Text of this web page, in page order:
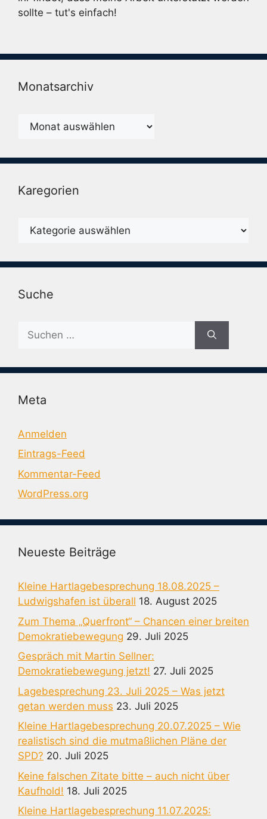
sollte – tut's einfach!
Monatsarchiv
Monatsarchiv
Karegorien
Karegorien
Suche
nach:
Meta
Anmelden
Eintrags-Feed
Kommentar-Feed
WordPress.org
Neueste Beiträge
Kleine Hartlagebesprechung 18.08.2025 –
Ludwigshafen ist überall 18. August 2025
Zum Thema „Querfront“ – Chancen einer breiten
Demokratiebewegung 29. Juli 2025
Gespräch mit Martin Sellner:
Demokratiebewegung jetzt! 27. Juli 2025
Lagebesprechung 23. Juli 2025 – Was jetzt
getan werden muss 23. Juli 2025
Kleine Hartlagebesprechung 20.07.2025 – Wie
realistisch sind die mutmaßlichen Pläne der
SPD? 20. Juli 2025
Keine falschen Zitate bitte – auch nicht über
Kaufhold! 18. Juli 2025
Kleine Hartlagebesprechung 11.07.2025: